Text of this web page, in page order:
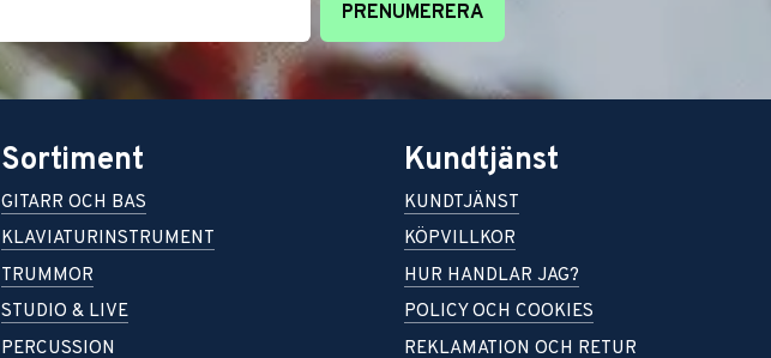
PRENUMERERA
Sortiment
GITARR OCH BAS
KLAVIATURINSTRUMENT
TRUMMOR
STUDIO & LIVE
PERCUSSION
Kundtjänst
KUNDTJÄNST
KÖPVILLKOR
HUR HANDLAR JAG?
POLICY OCH COOKIES
REKLAMATION OCH RETUR